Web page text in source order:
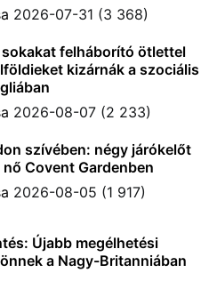
2026-07-31 (3 368)
felháborító ötlettel
kizárnák a szociális
2026-08-07 (2 233)
szívében: négy járókelőt
Covent Gardenben
2026-08-05 (1 917)
Újabb megélhetési
a Nagy-Britanniában